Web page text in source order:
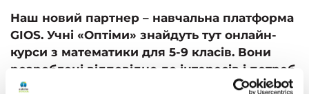
Наш новий партнер – навчальна платформа
GIOS. Учні «Оптіми» знайдуть тут онлайн-
курси з математики для 5-9 класів. Вони
розроблені відповідно до інтересів і потреб
сучасних дітей та повністю відповідають